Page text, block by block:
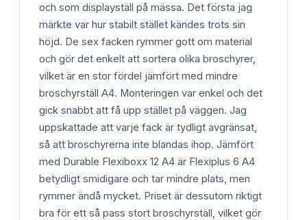
och som displayställ på mässa. Det första jag
märkte var hur stabilt stället kändes trots sin
höjd. De sex facken rymmer gott om material
och gör det enkelt att sortera olika broschyrer,
vilket är en stor fördel jämfört med mindre
broschyrställ A4. Monteringen var enkel och det
gick snabbt att få upp stället på väggen. Jag
uppskattade att varje fack är tydligt avgränsat,
så att broschyrerna inte blandas ihop. Jämfört
med Durable Flexiboxx 12 A4 är Flexiplus 6 A4
betydligt smidigare och tar mindre plats, men
rymmer ändå mycket. Priset är dessutom riktigt
bra för ett så pass stort broschyrställ, vilket gör